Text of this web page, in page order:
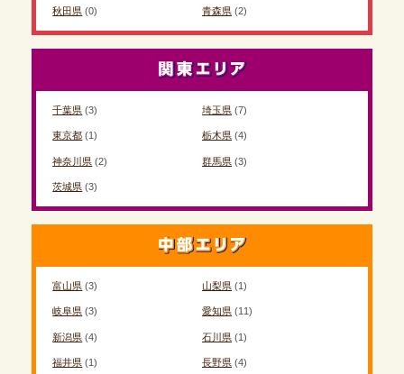
秋田県 (0) 青森県(2)
千葉県 (3) 埼玉県(7)
東京都 (1) 栃木県(4)
神奈川県 (2) 群馬県(3)
茨城県 (3)
富山県 (3) 山梨県(1)
岐阜県 (3) 愛知県(11)
新潟県 (4) 石川県(1)
福井県 (1) 長野県(4)